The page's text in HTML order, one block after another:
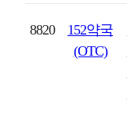
8820
152약국
(OTC)